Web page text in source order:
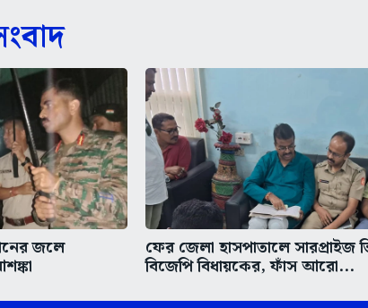
জলে ফের জেলা হাসপাতালে সারপ্রাইজ
বিজেপি বিধায়কের, ফাঁস আরো...